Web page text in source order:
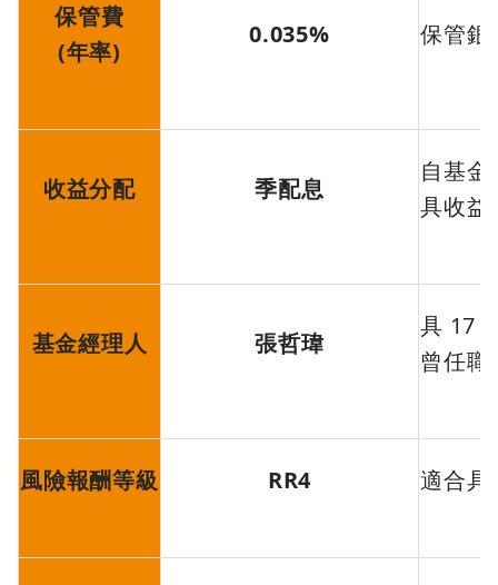
保管費
(年率)
0.035% 保管銀
收益分配 季配息
自基
具收益
基金經理人 張哲瑋
具 17
曾任職
風險報酬等級 RR4 適合具